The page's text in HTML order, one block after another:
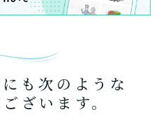
も次のような
ざいます。